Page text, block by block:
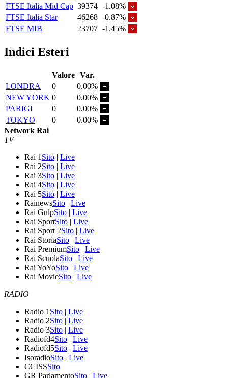
FTSE Italia Mid Cap 39374 -1.08%
FTSE Italia Star
46268 -0.87%
FTSE MIB
23707 -1.45%
Indici Esteri
Valore Var.
LONDRA
0
0.00%
NEW YORK 0
0.00%
PARIGI
0
0.00%
TOKYO
0
0.00%
Network Rai
TV
Rai 1 Sito | Live
Rai 2Sito | Live
Rai 3Sito | Live
Rai 4Sito | Live
Rai 5Sito | Live
RainewsSito | Live
Rai GulpSito | Live
Rai SportSito | Live
Rai Sport 2Sito | Live
Rai StoriaSito | Live
Rai PremiumSito | Live
Rai ScuolaSito | Live
Rai YoYoSito | Live
Rai MovieSito | Live
RADIO
Radio 1 Sito | Live
Radio 2Sito | Live
Radio 3Sito | Live
Radiofd4Sito | Live
Radiofd5Sito | Live
IsoradioSito | Live
CCISSSito
GR ParlamentoSito | Live